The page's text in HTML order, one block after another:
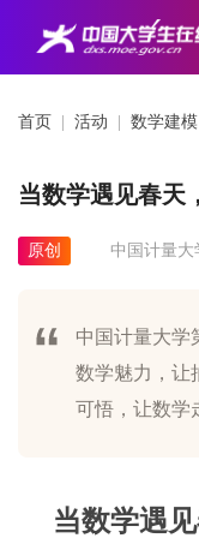
首页 活动 数学建模
当数学遇见春天
原创 中国计量大
中国计量大学
数学魅力，让
可悟，让数学
当数学遇